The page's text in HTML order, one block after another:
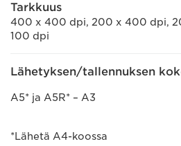
Tarkkuus
400 x 400 dpi, 200 x 400 dpi,
100 dpi
Lähetyksen/tallennuksen
A5* ja A5R* – A3
*Lähetä A4-koossa